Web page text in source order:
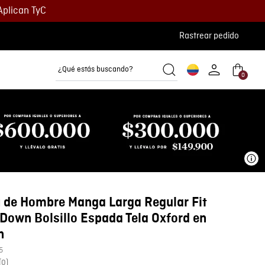
TyC
Rastrear pedido
¿Qué estás buscando?
0
de Hombre Manga Larga Regular Fit
Bolsillo Espada Tela Oxford en